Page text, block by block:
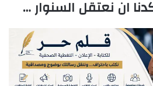
ان نعتقل السنوار …